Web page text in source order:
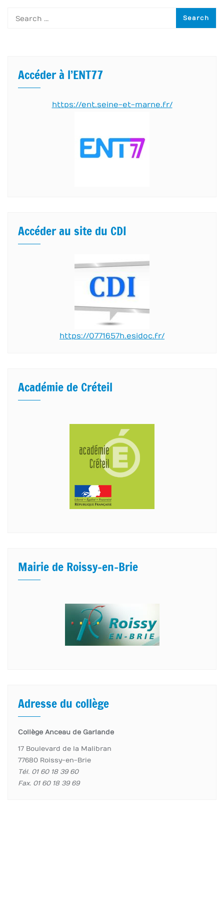
Accéder à l’ENT77
https://ent.seine-et-marne.fr/
Accéder au site du CDI
https://0771657h.esidoc.fr/
Académie de Créteil
Mairie de Roissy-en-Brie
Adresse du collège
Collège Anceau de Garlande
17 Boulevard de la Malibran
77680 Roissy-en-Brie
Tél. 01 60 18 39 60
Fax. 01 60 18 39 69